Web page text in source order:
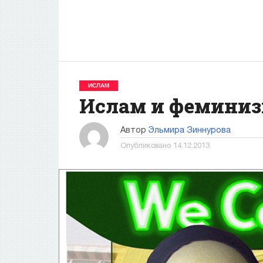
ИСЛАМ
Ислам и
Автор Эльмира Зиннурова
Опубликовано 14.12.2013